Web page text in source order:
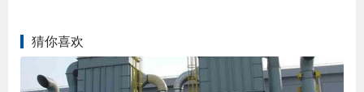
猜你喜欢